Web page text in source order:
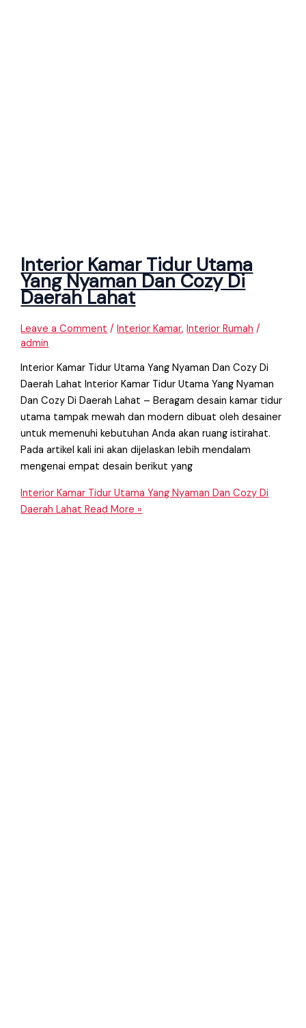
Interior Kamar Tidur Utama
Yang Nyaman Dan Cozy Di
Daerah Lahat
Leave a Comment /Interior Kamar,Interior Rumah /
admin
Interior Kamar Tidur Utama Yang Nyaman Dan Cozy Di
Daerah Lahat Interior Kamar Tidur Utama Yang Nyaman
Dan Cozy Di Daerah Lahat – Beragam desain kamar tidur
utama tampak mewah dan modern dibuat oleh desainer
untuk memenuhi kebutuhan Anda akan ruang istirahat.
Pada artikel kali ini akan dijelaskan lebih mendalam
mengenai empat desain berikut yang
Interior Kamar Tidur Utama Yang Nyaman Dan Cozy Di
Daerah Lahat Read More »